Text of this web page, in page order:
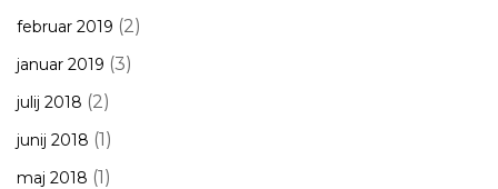
februar 2019 (2)
januar 2019 (3)
julij 2018 (2)
junij 2018 (1)
maj 2018 (1)